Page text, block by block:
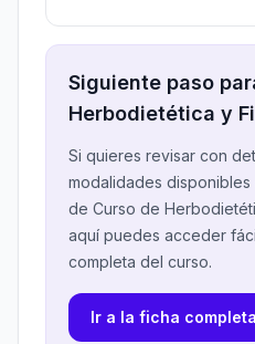
Siguiente paso
Herbodietética y
Si quieres revisar con
modalidades
de Curso de
aquí puedes acceder
completa del curso.
Ir a la ficha completa